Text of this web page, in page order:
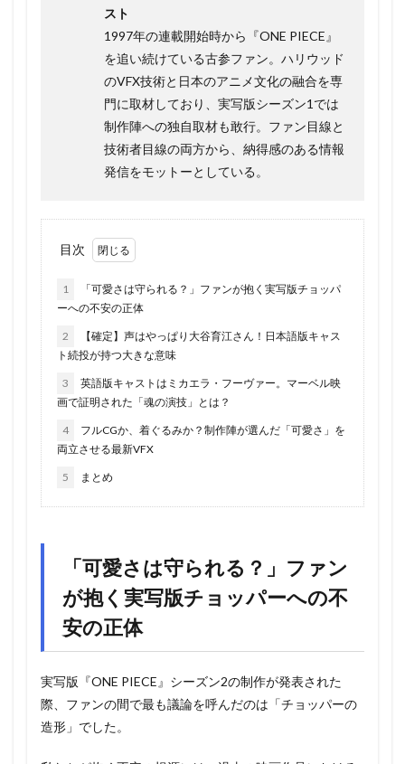
スト
1997年の連載開始時から『ONE PIECE』
を追い続けている古参ファン。ハリウッド
のVFX技術と日本のアニメ文化の融合を専
門に取材しており、実写版シーズン1では
制作陣への独自取材も敢行。ファン目線と
技術者目線の両方から、納得感のある情報
発信をモットーとしている。
目次
1
「可愛さは守られる？」ファンが抱く実写版チョッパ
ーへの不安の正体
2
【確定】声はやっぱり大谷育江さん！日本語版キャス
ト続投が持つ大きな意味
3
英語版キャストはミカエラ・フーヴァー。マーベル映
画で証明された「魂の演技」とは？
4
フルCGか、着ぐるみか？制作陣が選んだ「可愛さ」を
両立させる最新VFX
5 まとめ
「可愛さは守られる？」ファン
が抱く実写版チョッパーへの不
安の正体
実写版『ONE PIECE』シーズン2の制作が発表された
際、ファンの間で最も議論を呼んだのは「チョッパーの
造形」でした。